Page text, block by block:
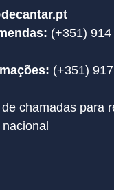
(+351)
(+351)
chamadas para